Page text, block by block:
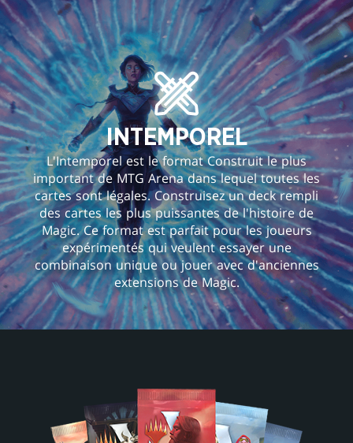
INTEMPOREL
L'Intemporel est le format Construit le plus
important de MTG Arena dans lequel toutes les
cartes sont légales. Construisez un deck rempli
des cartes les plus puissantes de l'histoire de
Magic. Ce format est parfait pour les joueurs
expérimentés qui veulent essayer une
combinaison unique ou jouer avec d'anciennes
extensions de Magic.